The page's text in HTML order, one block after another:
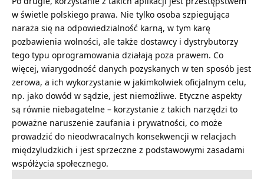
w świetle polskiego prawa. Nie tylko osoba szpiegująca
naraża się na odpowiedzialność karną, w tym karę
pozbawienia wolności, ale także dostawcy i dystrybutorzy
tego typu oprogramowania działają poza prawem. Co
więcej, wiarygodność danych pozyskanych w ten sposób jest
zerowa, a ich wykorzystanie w jakimkolwiek oficjalnym celu,
np. jako dowód w sądzie, jest niemożliwe. Etyczne aspekty
są równie niebagatelne – korzystanie z takich narzędzi to
poważne naruszenie zaufania i prywatności, co może
prowadzić do nieodwracalnych konsekwencji w relacjach
międzyludzkich i jest sprzeczne z podstawowymi zasadami
współżycia społecznego.